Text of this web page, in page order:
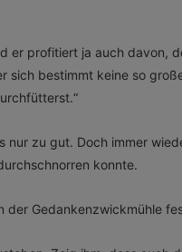
er profitiert ja auch davon,
sich bestimmt keine so
nur zu gut. Doch immer
konnte.
der Gedankenzwickmühle